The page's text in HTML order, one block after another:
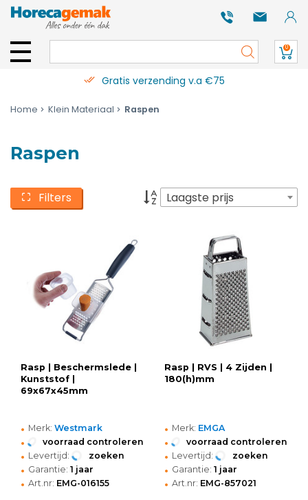
0
Gratis verzending v.a €75
Home Klein Materiaal Raspen
Raspen
Filters Laagste prijs
Rasp | Beschermslede |
Kunststof |
69x67x45mm
• Merk: Westmark
• voorraad controleren
• Levertijd: zoeken
• Garantie: 1 jaar
• Art.nr: EMG-016155
Rasp | RVS | 4 Zijden |
180(h)mm
• Merk: EMGA
• voorraad controleren
• Levertijd: zoeken
• Garantie: 1 jaar
• Art.nr: EMG-857021